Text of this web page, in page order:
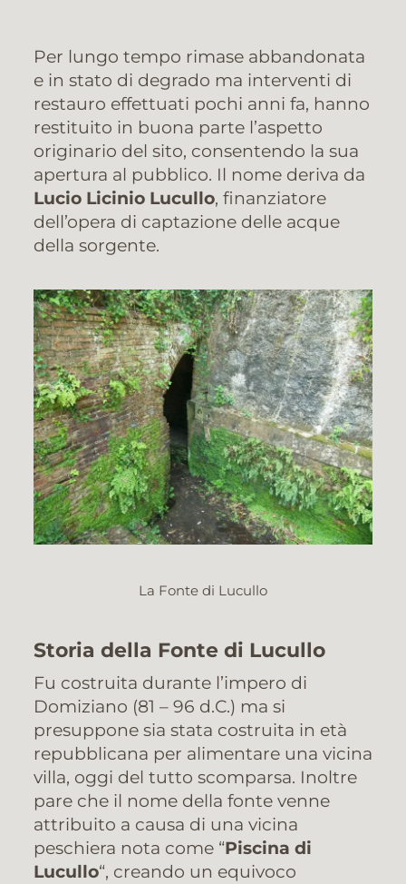
Per lungo tempo rimase abbandonata
e in stato di degrado ma interventi di
restauro effettuati pochi anni fa, hanno
restituito in buona parte l’aspetto
originario del sito, consentendo la sua
apertura al pubblico. Il nome deriva da
Lucio Licinio Lucullo, finanziatore
dell’opera di captazione delle acque
della sorgente.
La Fonte di Lucullo
Storia della Fonte di Lucullo
Fu costruita durante l’impero di
Domiziano (81 – 96 d.C.) ma si
presuppone sia stata costruita in età
repubblicana per alimentare una vicina
villa, oggi del tutto scomparsa. Inoltre
pare che il nome della fonte venne
attribuito a causa di una vicina
peschiera nota come “Piscina di
Lucullo“, creando un equivoco